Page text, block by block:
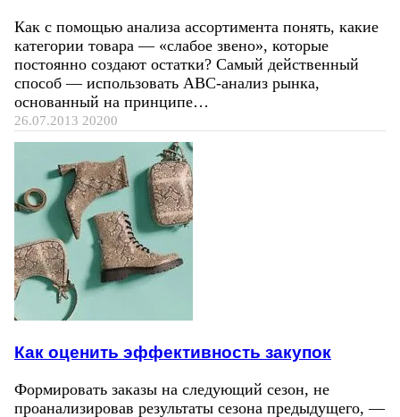
Как с помощью анализа ассортимента понять, какие
категории товара — «слабое звено», которые
постоянно создают остатки? Самый действенный
способ — использовать ABC-анализ рынка,
основанный на принципе…
26.07.2013 20200
Как оценить эффективность закупок
Формировать заказы на следующий сезон, не
проанализировав результаты сезона предыдущего, —